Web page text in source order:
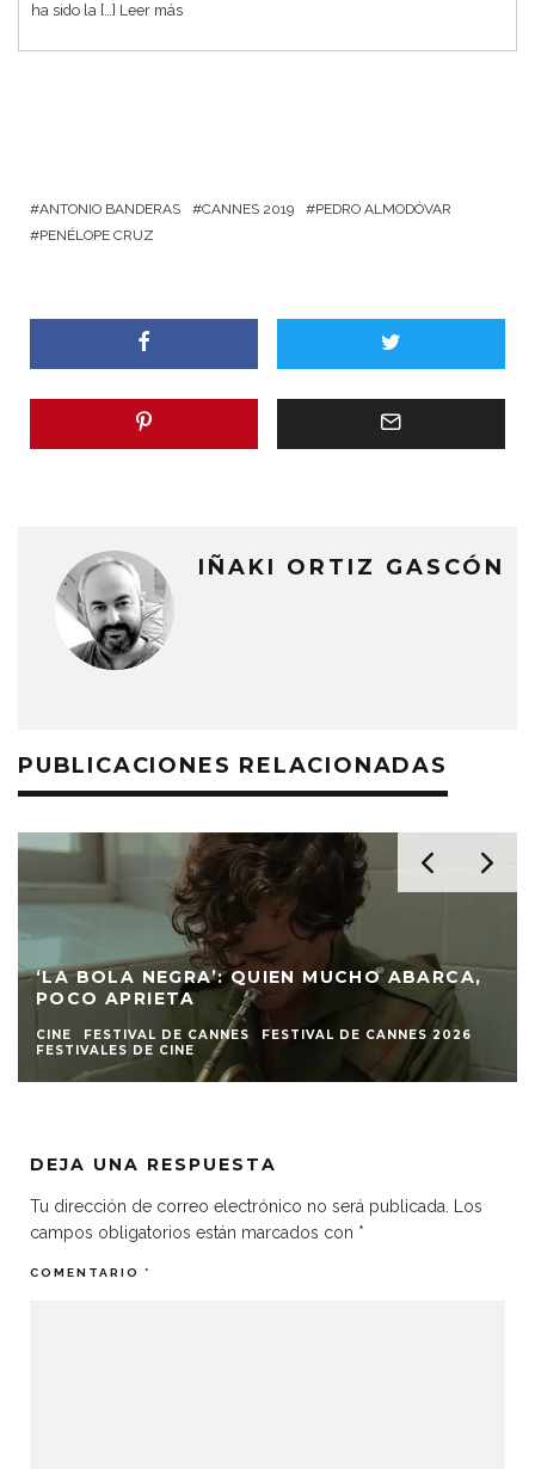
ha sido la […] Leer más
ANTONIO BANDERAS CANNES 2019
PEDRO ALMODÓVAR
PENÉLOPE CRUZ
IÑAKI ORTIZ GASCÓN
PUBLICACIONES RELACIONADAS
‘LA BOLA NEGRA’: QUIEN MUCHO ABARCA,
POCO APRIETA
CINE FESTIVAL DE CANNES
FESTIVAL DE CANNES 2026
FESTIVALES DE CINE
DEJA UNA RESPUESTA
Tu dirección de correo electrónico no será publicada.
Los
campos obligatorios están marcados con *
COMENTARIO *